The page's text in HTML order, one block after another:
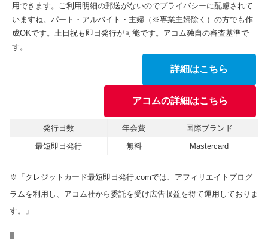
用できます。ご利用明細の郵送がないのでプライバシーに配慮されて
いますね。パート・アルバイト・主婦（※専業主婦除く）の方でも作
成OKです。土日祝も即日発行が可能です。アコム独自の審査基準で
す。
詳細はこちら
アコムの詳細はこちら
発行日数 年会費
国際ブランド
最短即日発行
無料 Mastercard
※「クレジットカード最短即日発行.comでは、アフィリエイトプログ
ラムを利用し、アコム社から委託を受け広告収益を得て運用しておりま
す。」